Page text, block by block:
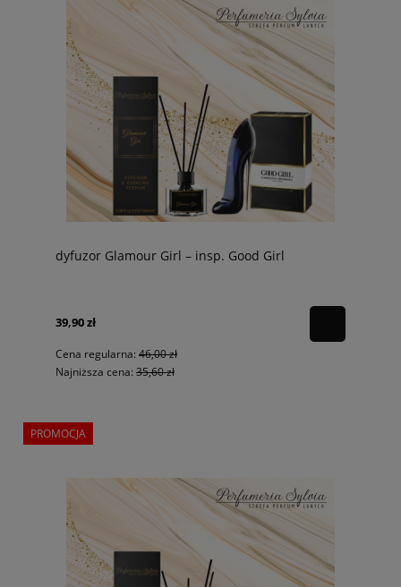
dyfuzor Glamour Girl – insp. Good Girl
39,90 zł
Cena regularna: 46,00 zł
Najniższa cena: 35,60 zł
PROMOCJA